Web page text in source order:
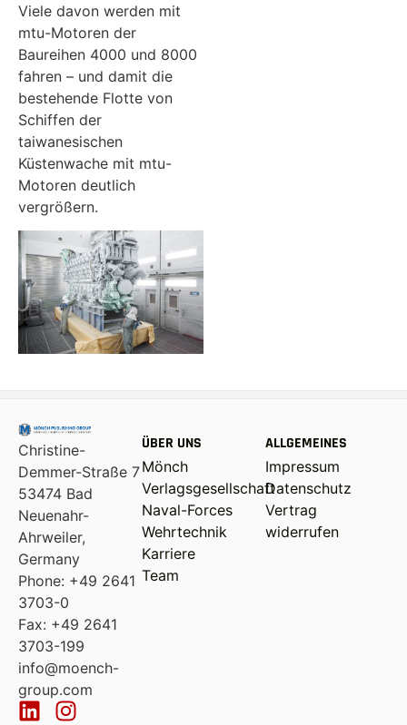
Viele davon werden mit
mtu-Motoren der
Baureihen 4000 und 8000
fahren – und damit die
bestehende Flotte von
Schiffen der
taiwanesischen
Küstenwache mit mtu-
Motoren deutlich
vergrößern.
Christine-
Demmer-Straße 7
53474 Bad
Neuenahr-
Ahrweiler,
Germany
Phone: +49 2641
3703-0
Fax: +49 2641
3703-199
info@moench-
group.com
ÜBER UNS
Mönch
Verlagsgesellschaft
Naval-Forces
Wehrtechnik
Karriere
Team
ALLGEMEINES
Impressum
Datenschutz
Vertrag
widerrufen